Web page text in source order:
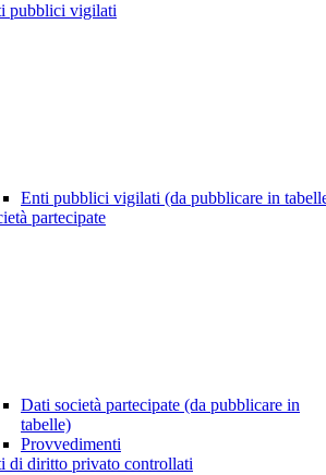
pubblici vigilati
Enti pubblici vigilati (da pubblicare in
partecipate
Dati società partecipate (da pubblicare in
tabelle)
Provvedimenti
di diritto privato controllati